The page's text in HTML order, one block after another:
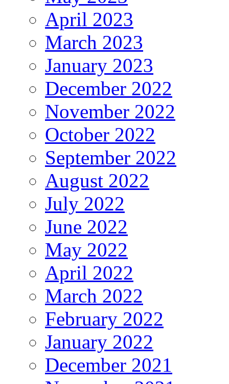
April 2023
March 2023
January 2023
December 2022
November 2022
October 2022
September 2022
August 2022
July 2022
June 2022
May 2022
April 2022
March 2022
February 2022
January 2022
December 2021